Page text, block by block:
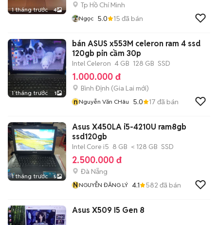
1 tháng trước 4
Tp Hồ Chí Minh
Ngọc 5.0 15 đã bán
1 tháng trước 1
bán ASUS x553M celeron ram 4 ssd
120gb pin cầm 30p
Intel Celeron 4 GB 128 GB SSD
1.000.000 đ
Bình Định (Gia Lai mới)
nNguyễn Văn CHâu 5.0 17 đã bán
1 tháng trước 5
Asus X450LA i5-4210U ram8gb
ssd120gb
Intel Core i5 8 GB < 128 GB SSD
2.500.000 đ
Đà Nẵng
NNGUYỄN ĐĂNG LÝ 4.1 582 đã bán
Asus X509 I5 Gen 8